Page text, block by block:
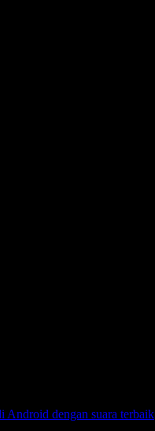
Android dengan suara terbaik